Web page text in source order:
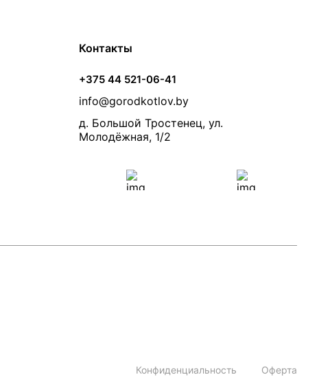
Контакты
+375 44 521-06-41
info@gorodkotlov.by
д. Большой Тростенец, ул.
Молодёжная, 1/2
Конфиденциальность Оферта